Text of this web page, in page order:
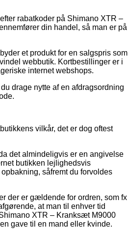
rabatkoder på Shimano XTR –
din handel, så man er på
et produkt for en salgspris som
webbutik. Kortbestillinger er i
internet webshops.
drage nytte af en afdragsordning
vilkår, det er dog oftest
det almindeligvis er en angivelse
butikken lejlighedsvis
såfremt du forvoldes
der er gældende for ordren, som fx
at man til enhver tid
XTR – Kranksæt M9000
gave til en mand eller kvinde.